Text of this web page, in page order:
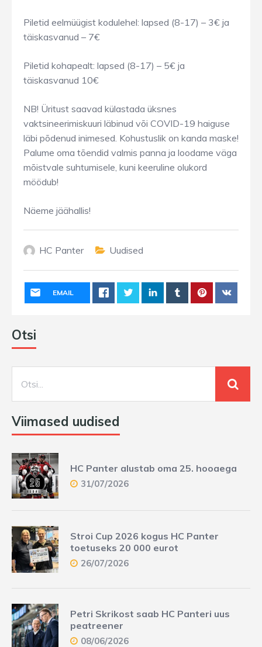
Piletid eelmüügist kodulehel: lapsed (8-17) – 3€ ja
täiskasvanud – 7€
Piletid kohapealt: lapsed (8-17) – 5€ ja
täiskasvanud 10€
NB! Üritust saavad külastada üksnes
vaktsineerimiskuuri läbinud või COVID-19 haiguse
läbi põdenud inimesed. Kohustuslik on kanda maske!
Palume oma tõendid valmis panna ja loodame väga
mõistvale suhtumisele, kuni keeruline olukord
möödub!
Näeme jäähallis!
HC Panter Uudised
EMAIL
Otsi
Viimased uudised
HC Panter alustab oma 25. hooaega
31/07/2026
Stroi Cup 2026 kogus HC Panter
toetuseks 20 000 eurot
26/07/2026
Petri Skrikost saab HC Panteri uus
peatreener
08/06/2026